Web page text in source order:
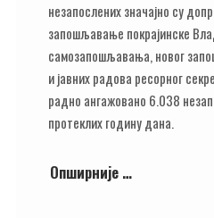
незапослених значајно су
запошљавање покрајинске
самозапошљавања, новог
и јавних радова ресорног
радно ангажовано 6.038
протеклих годину дана.
Опширније …